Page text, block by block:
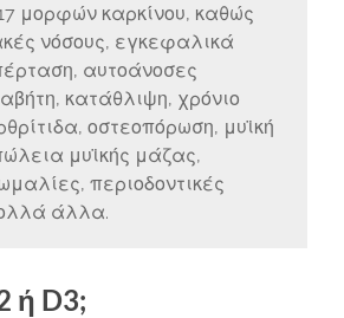
μορφών καρκίνου, καθώς
νόσους, εγκεφαλικά
αυτοάνοσες
κατάθλιψη, χρόνιο
οστεοπόρωση, μυϊκή
μυϊκής μάζας,
περιοδοντικές
άλλα.
ή D3;